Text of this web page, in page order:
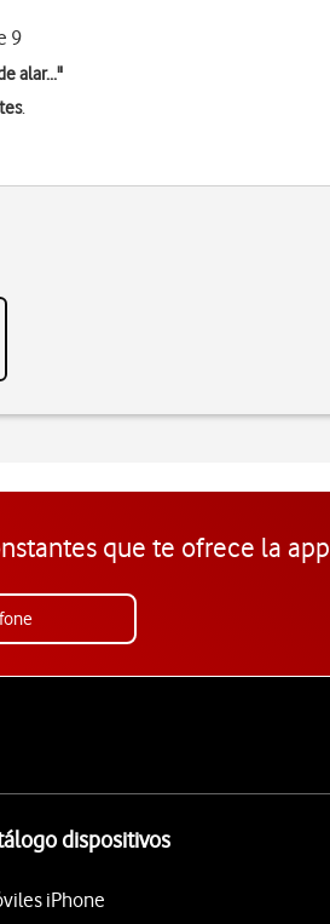
9
alar..."
.
que te ofrece la app
dispositivos
iPhone